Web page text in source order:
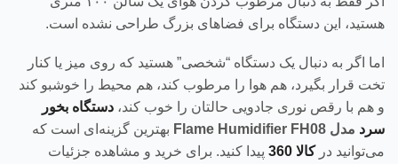
هستید، این دستگاه برای فضاهای بزرگ طراحی نشده است.
اما اگر به دنبال یک دستگاه “شخصی” هستید که روی میز یا کنار
تخت قرار بگیرد، هم هوا را مرطوب کند، هم محیط را خوشبو کند
و هم با رقص نوری جادویی حالتان را خوب کند، دستگاه بخور
سرد مدل Flame Humidifier FH08
بهترین گزینه‌ای است که
می‌توانید درکالا 360
پیدا کنید. برای خرید و مشاهده جزئیات